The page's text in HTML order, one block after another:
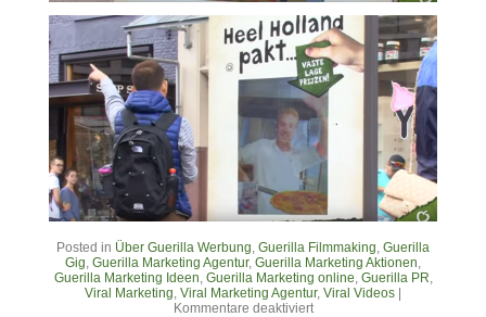
Posted in Über Guerilla Werbung Guerilla Filmmaking Guerilla
Gig Guerilla Marketing Agentur, Guerilla Marketing Aktionen
Guerilla Marketing Ideen Guerilla Marketing online Guerilla PR
Viral Marketing Viral Marketing Agentur, Viral Videos |
Kommentare deaktiviert